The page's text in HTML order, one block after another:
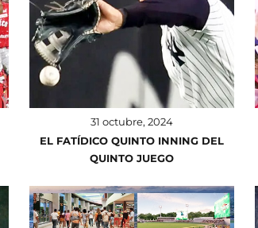
31 octubre, 2024
EL FATÍDICO QUINTO INNING DEL
QUINTO JUEGO